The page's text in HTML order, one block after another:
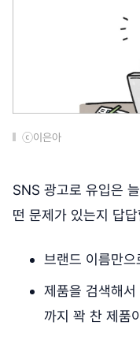
ⓒ이은아
SNS 광고로 유입은
떤 문제가 있는지 답
브랜드 이름만
제품을 검색해
까지 꽉 찬 제품